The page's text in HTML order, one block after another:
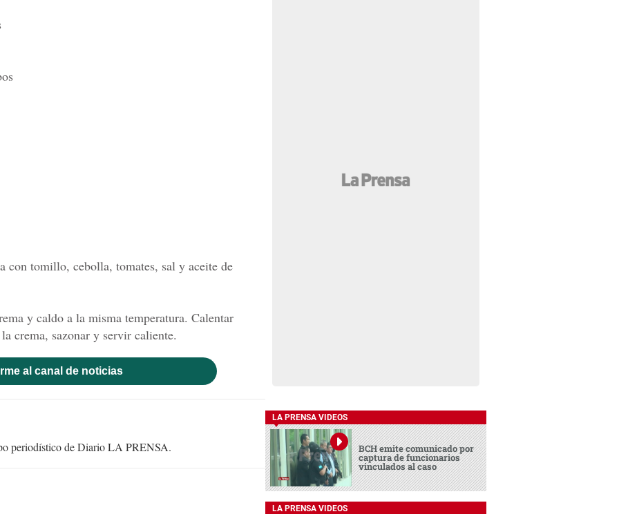
con tomillo, cebolla, tomates, sal y aceite de
y caldo a la misma temperatura. Calentar
crema, sazonar y servir caliente.
al canal de noticias
periodístico de Diario LA PRENSA.
LA PRENSA VIDEOS
BCH emite comunicado por
captura de funcionarios
vinculados al caso
LA PRENSA VIDEOS